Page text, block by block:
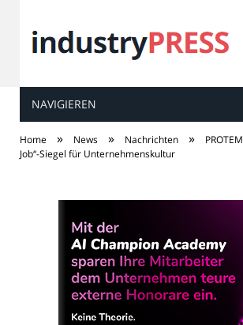
industry
NAVIGIEREN
Home » News » Nachrichten »
Job“-Siegel für Unternehmenskultur